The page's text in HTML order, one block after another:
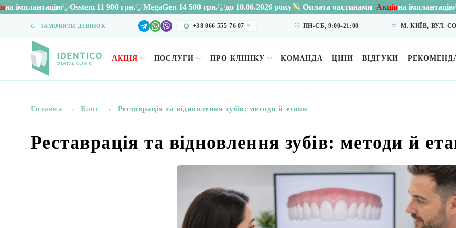
Osstem 11 900 грн. MegaGen 14 500 грн. до 10.06.2026 року Оплата частинами Акціяна імплантацію Osstem
ЗАМОВИТИ ДЗВІНОК +38 066 555 76 07 ПН-СБ, 9:00-21:00 М. КИЇВ, ВУЛ.
АКЦІЯ ПОСЛУГИ ПРО КЛІНІКУ КОМАНДА ЦІНИ ВІДГУКИ
Головна → Блог → Реставрація та відновлення зубів: методи й етапи
Реставрація та відновлення зубів: методи й